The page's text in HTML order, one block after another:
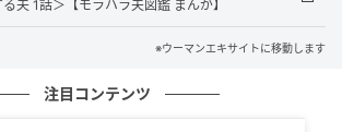
夫 1話＞【モラハラ夫図鑑 まんが】
※ウーマンエキサイトに移動します
注目コンテンツ